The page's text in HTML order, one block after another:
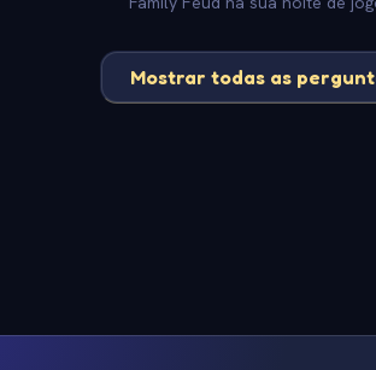
Mostrar todas as